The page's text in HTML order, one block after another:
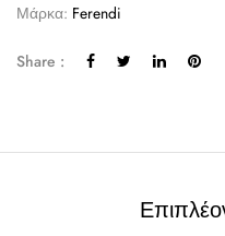
Μάρκα: Ferendi
Share :